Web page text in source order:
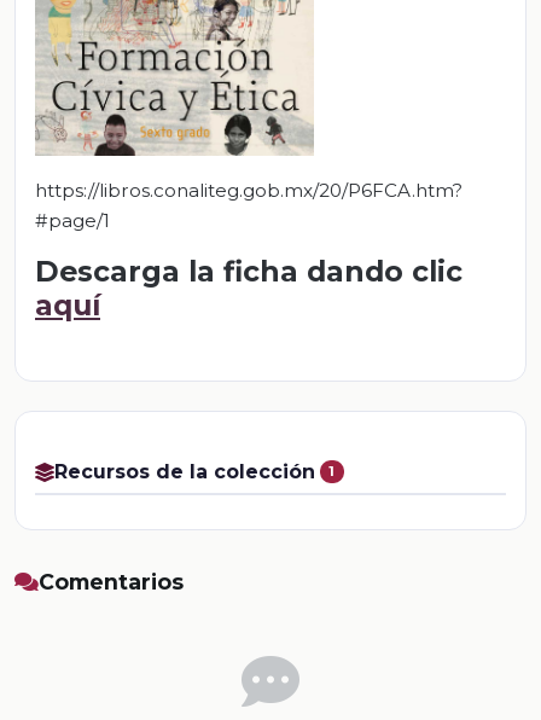
https://libros.conaliteg.gob.mx/20/P6FCA.htm?
#page/1
Descarga la ficha dando clic
aquí
Recursos de la colección 1
Comentarios